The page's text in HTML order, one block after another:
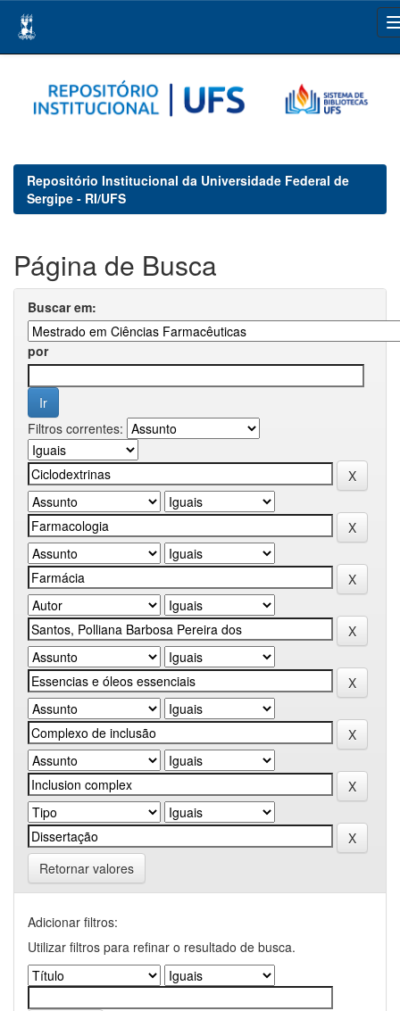
navigation
Repositório Institucional da Universidade Federal de
Sergipe - RI/UFS
Página de Busca
Buscar em:
por
Filtros correntes:
Retornar valores
Adicionar filtros:
Utilizar filtros para refinar o resultado de busca.